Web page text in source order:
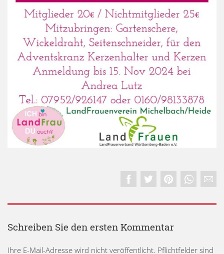
Schreiben Sie den ersten Kommentar
Ihre E-Mail-Adresse wird nicht veröffentlicht. Pflichtfelder sind